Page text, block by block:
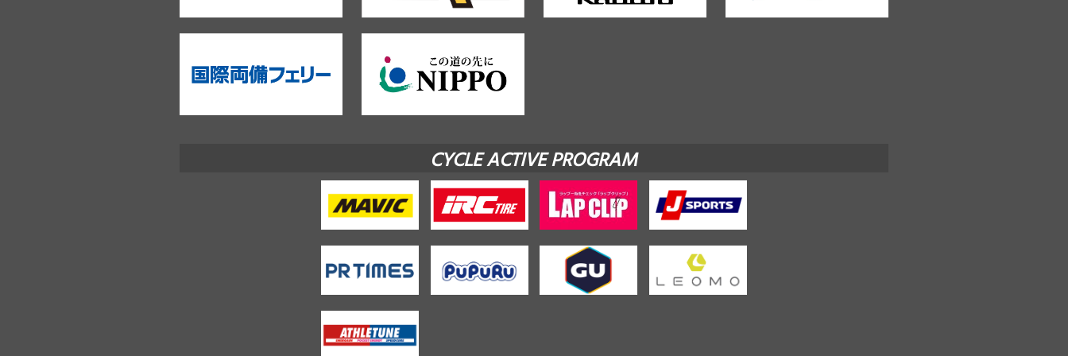
CYCLE ACTIVE PROGRAM